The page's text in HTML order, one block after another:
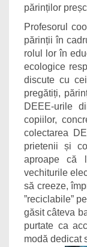
părinților
Profesorul
părinții în
rolul lor în
ecologice
discute cu
pregătiți,
DEEE-urile
copiilor,
colectarea
prietenii și
aproape că
vechiturile
să creeze,
”reciclabile”
găsit câteva
purtate ca
modă dedicat